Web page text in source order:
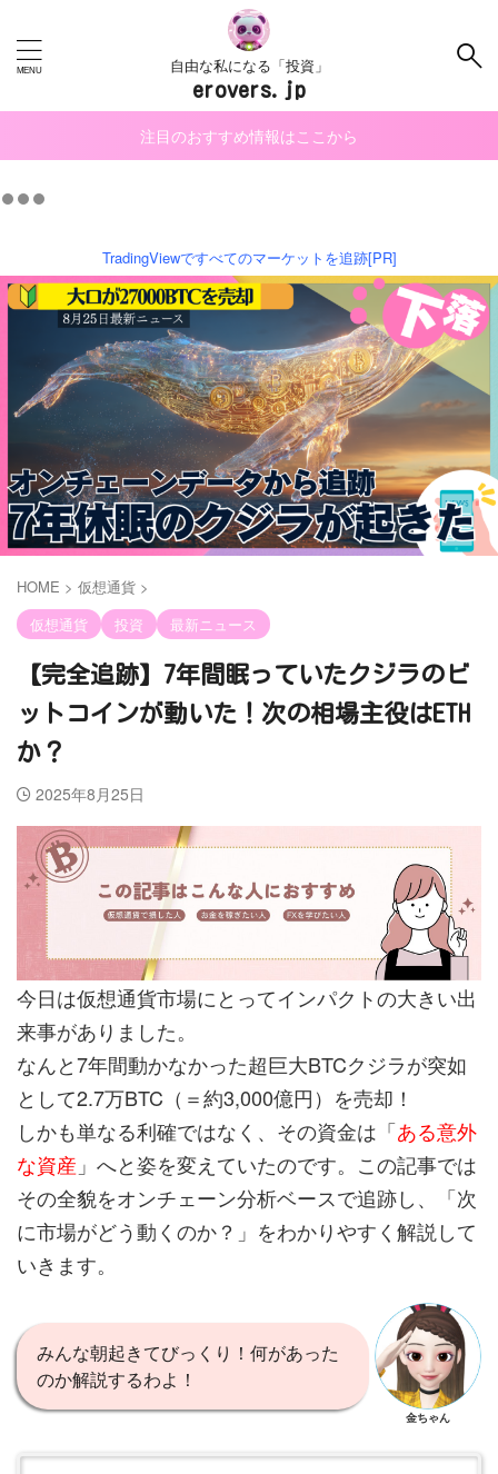
自由な私になる「投資」
erovers.jp
注目のおすすめ情報はここから
TradingViewですべてのマーケットを追跡[PR]
HOME > 仮想通貨 >
仮想通貨
投資 最新ニュース
【完全追跡】7年間眠っていたクジラのビ
ットコインが動いた！次の相場主役はETH
か？
2025年8月25日
今日は仮想通貨市場にとってインパクトの大きい出
来事がありました。
なんと7年間動かなかった超巨大BTCクジラが突如
として2.7万BTC（＝約3,000億円）を売却！
しかも単なる利確ではなく、その資金は「ある意外
な資産 」へと姿を変えていたのです。この記事では
その全貌をオンチェーン分析ベースで追跡し、「次
に市場がどう動くのか？」をわかりやすく解説して
いきます。
みんな朝起きてびっくり！何があった
のか解説するわよ！
金ちゃん